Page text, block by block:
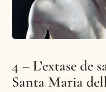
4 – L’extase de
Santa Maria